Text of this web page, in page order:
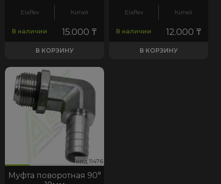
Elaflex Китай
В наличии 15.000 ₸
В КОРЗИНУ
Elaflex Китай
В наличии 12.000 ₸
В КОРЗИНУ
код:11476
Муфта поворотная 90°